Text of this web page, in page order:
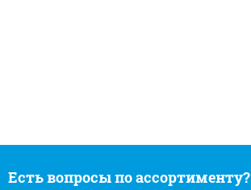
Есть вопросы по ассортименту?